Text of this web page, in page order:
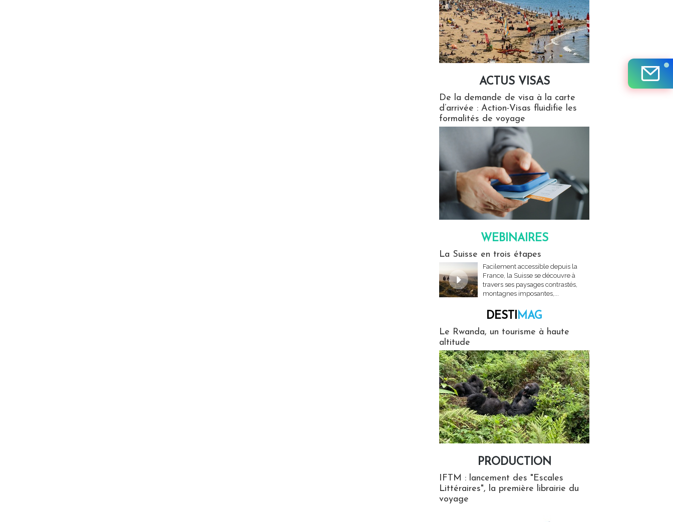
ACTUS VISAS
De la demande de visa à la carte
d’arrivée : Action-Visas fluidifie les
formalités de voyage
WEBINAIRES
La Suisse en trois étapes
Facilement accessible depuis la
France, la Suisse se découvre à
travers ses paysages contrastés,
montagnes imposantes,...
DESTIMAG
Le Rwanda, un tourisme à haute
altitude
PRODUCTION
IFTM : lancement des "Escales
Littéraires", la première librairie du
voyage